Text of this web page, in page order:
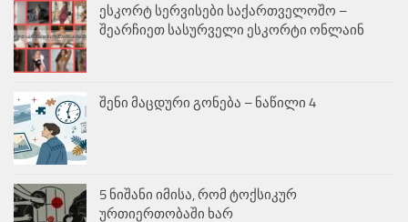
ესკორტ სერვისები საქართველოშო –
შეარჩიეთ სასურველი ესკორტი ონლაინ
შენი მაცდური გონება – ნაწილი 4
5 ნიშანი იმისა, რომ ტოქსიკურ
ურთიერთობაში ხარ